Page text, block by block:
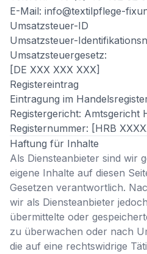
E-Mail: info@textilpflege-
Umsatzsteuer-ID
Umsatzsteuer-
Umsatzsteuergesetz:
[DE XXX XXX XXX]
Registereintrag
Eintragung im
Registergericht: Amtsgericht
Registernummer: [HRB
Haftung für Inhalte
Als Diensteanbieter sind wir
eigene Inhalte auf diesen
Gesetzen verantwortlich.
wir als Diensteanbieter
übermittelte oder
zu überwachen oder nach
die auf eine rechtswidrige